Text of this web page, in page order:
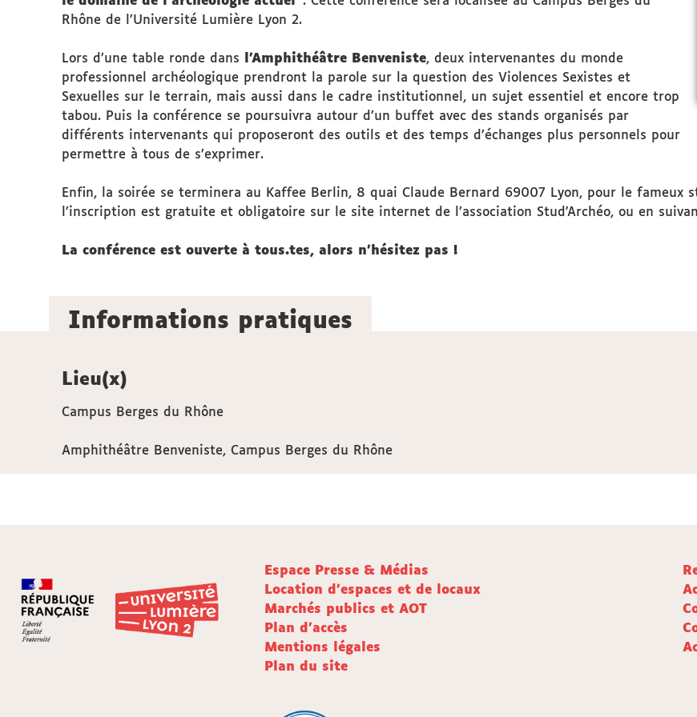
Rhône de l’Université Lumière Lyon 2.
Lors d’une table ronde dans l’Amphithéâtre Benveniste, deux intervenantes du monde
professionnel archéologique prendront la parole sur la question des Violences Sexistes et
Sexuelles sur le terrain, mais aussi dans le cadre institutionnel, un sujet essentiel et encore trop
tabou. Puis la conférence se poursuivra autour d’un buffet avec des stands organisés par
différents intervenants qui proposeront des outils et des temps d’échanges plus personnels pour
permettre à tous de s’exprimer.
Enfin, la soirée se terminera au Kaffee Berlin, 8 quai Claude Bernard 69007 Lyon, pour le fameux
l’inscription est gratuite et obligatoire sur le site internet de l’association Stud'Archéo, ou en
La conférence est ouverte à tous.tes, alors n’hésitez pas !
Informations pratiques
Lieu(x)
Campus Berges du Rhône
Amphithéâtre Benveniste, Campus Berges du Rhône
Espace Presse & Médias
Location d'espaces et de locaux
Marchés publics et AOT
Plan d'accès
Mentions légales
Plan du site